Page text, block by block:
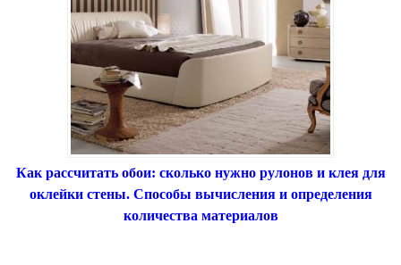
Как рассчитать обои: сколько нужно рулонов и клея для
оклейки стены. Способы вычисления и определения
количества материалов